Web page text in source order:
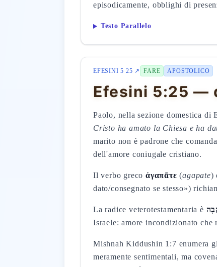
episodicamente, obblighi di
Testo Parallelo
EFESINI 5 25 ↗ FARE APOSTOLICO
Efesini 5:25 —
Paolo, nella sezione domestica
Cristo ha amato la Chiesa e ha
marito non è padrone che
dell'amore coniugale cristiano.
Il verbo greco ἀγαπᾶτε (agapate)
dato/consegnato se stesso»)
La radice veterotestamentaria è
Israele: amore incondizionato che
Mishnah Kiddushin 1:7 enumera
meramente sentimentali, ma